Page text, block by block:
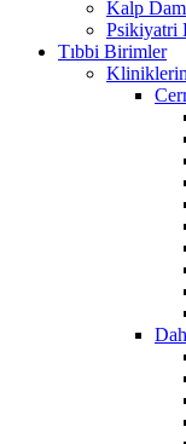
Kalp
Psikiyatri
Tıbbi Birimler